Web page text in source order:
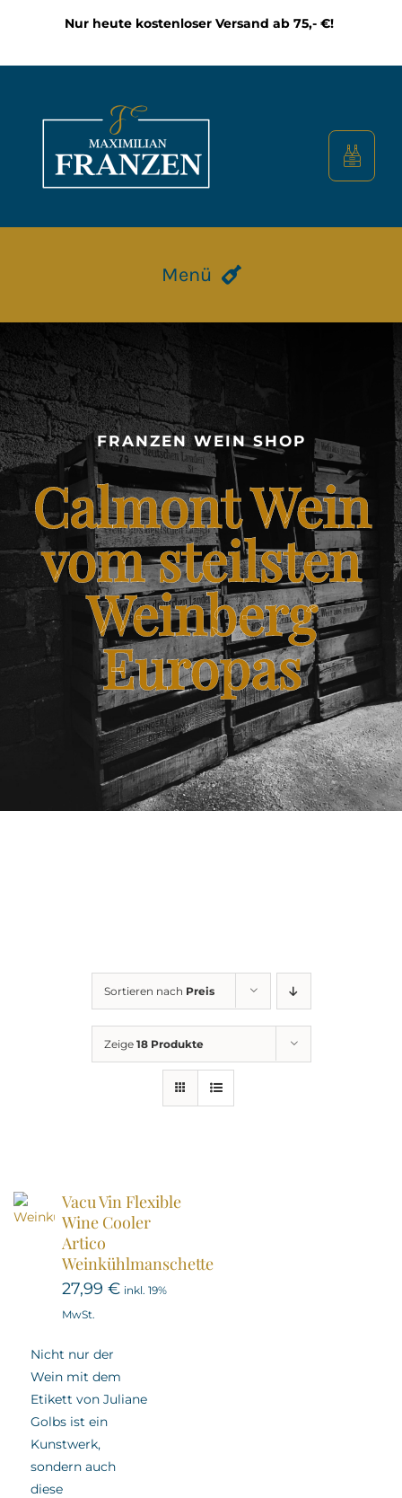
Nur heute kostenloser Versand ab 75,- €!
Menü
CALMONT WEINBERG
SHOP – FRANZEN WEIN VOM STEILSTEN WEINBERG
EUROPAS
BLOG – CALMONT WINE
KONTAKT
FRANZENKOCHT.DE
FRANZEN WEIN SHOP
Calmont Wein
vom steilsten
Weinberg
Europas
Sortieren nach Preis
Zeige 18 Produkte
Vacu Vin Flexible
Wine Cooler
Artico
Weinkühlmanschette
27,99 € inkl. 19%
MwSt.
Nicht nur der
Wein mit dem
Etikett von Juliane
Golbs ist ein
Kunstwerk,
sondern auch
diese